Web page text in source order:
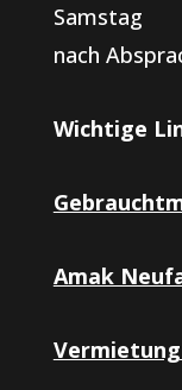
Samstag
nach
Wichtige
Amak